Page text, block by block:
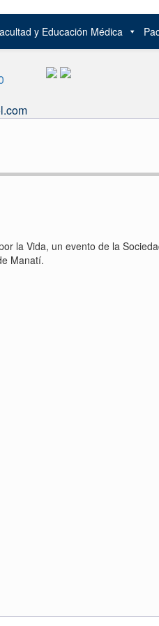
y Educación Médica
la Vida, un evento de la
Manatí.